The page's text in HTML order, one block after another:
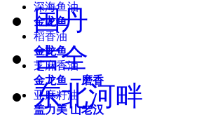
深海鱼油
金龙鱼
稻香油
金龙鱼
芝麻香油
金龙鱼 一磨香
亚麻籽油
盖力美 山老汉
国丹
吉全
东北河畔